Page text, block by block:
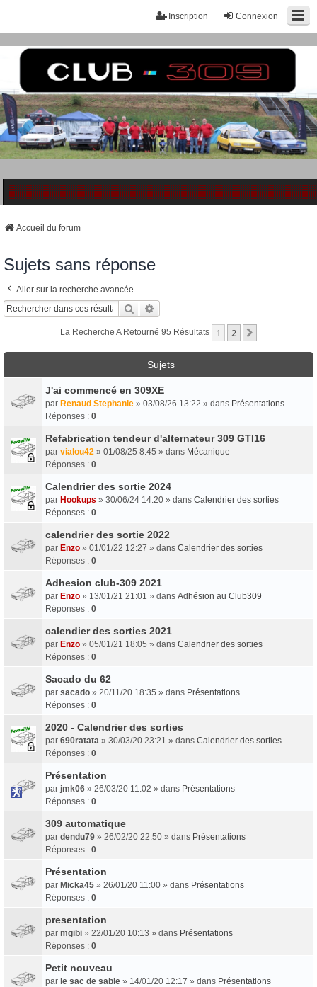
Connexion
Inscription
Accueil du forum
Sujets sans réponse
Aller sur la recherche avancée
Rechercher
La Recherche A Retourné 95 Résultats 1 2
Sujets
J'ai commencé en 309XE
par Renaud Stephanie » 03/08/26 13:22 » dans Présentations
Réponses : 0
Refabrication tendeur d'alternateur 309 GTI16
par vialou42 » 01/08/25 8:45 » dans Mécanique
Réponses : 0
Calendrier des sortie 2024
par Hookups » 30/06/24 14:20 » dans Calendrier des sorties
Réponses : 0
calendrier des sortie 2022
par Enzo » 01/01/22 12:27 » dans Calendrier des sorties
Réponses : 0
Adhesion club-309 2021
par Enzo » 13/01/21 21:01 » dans Adhésion au Club309
Réponses : 0
calendier des sorties 2021
par Enzo » 05/01/21 18:05 » dans Calendrier des sorties
Réponses : 0
Sacado du 62
par sacado » 20/11/20 18:35 » dans Présentations
Réponses : 0
2020 - Calendrier des sorties
par 690ratata » 30/03/20 23:21 » dans Calendrier des sorties
Réponses : 0
Présentation
par jmk06 » 26/03/20 11:02 » dans Présentations
Réponses : 0
309 automatique
par dendu79 » 26/02/20 22:50 » dans Présentations
Réponses : 0
Présentation
par Micka45 » 26/01/20 11:00 » dans Présentations
Réponses : 0
presentation
par mgibi » 22/01/20 10:13 » dans Présentations
Réponses : 0
Petit nouveau
par le sac de sable » 14/01/20 12:17 » dans Présentations